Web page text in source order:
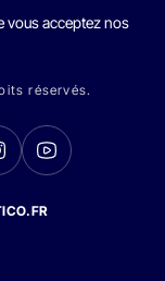
vous acceptez nos
réservés.